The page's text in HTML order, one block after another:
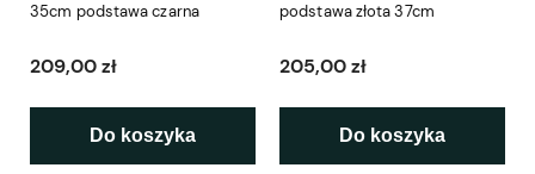
35cm podstawa czarna
209,00 zł
Do koszyka
podstawa złota 37cm
205,00 zł
Do koszyka